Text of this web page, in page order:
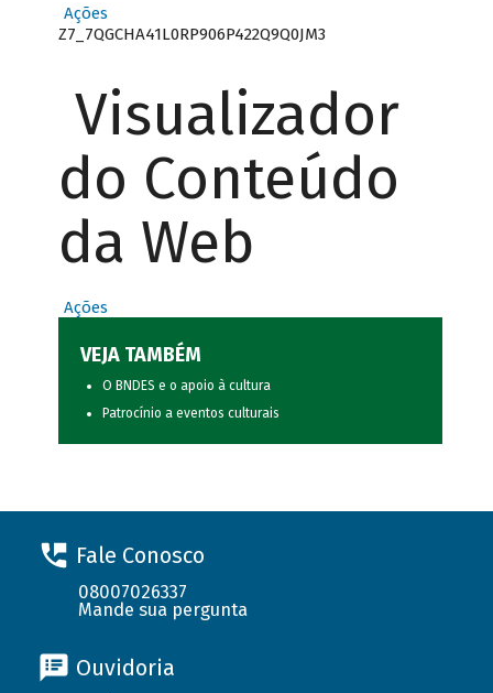
Ações
Z7_7QGCHA41L0RP906P422Q9Q0JM3
Visualizador
do Conteúdo
da Web
Ações
VEJA TAMBÉM
O BNDES e o apoio à cultura
Patrocínio a eventos culturais
Fale Conosco
08007026337
Mande sua pergunta
Ouvidoria